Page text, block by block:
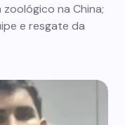
na China;
e resgate da